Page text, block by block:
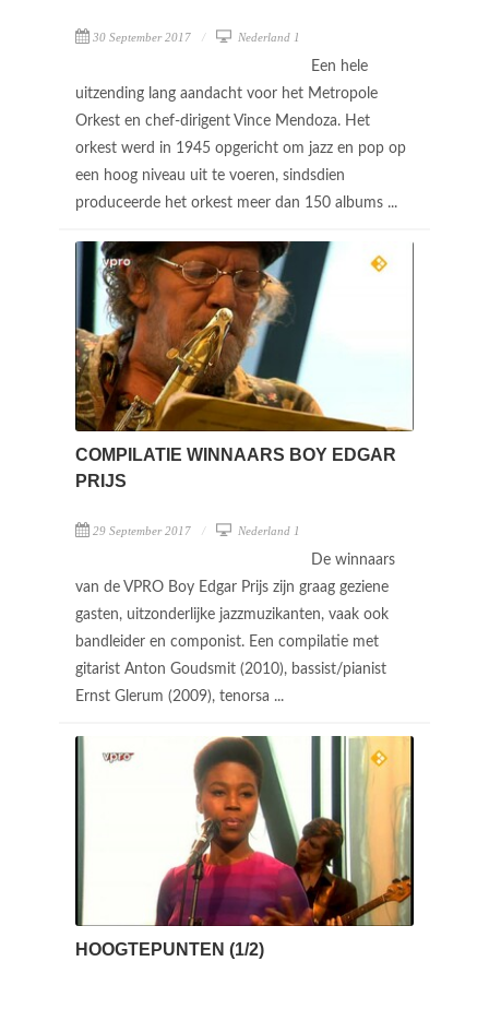
30 September 2017 Nederland 1
Een hele
uitzending lang aandacht voor het Metropole
Orkest en chef-dirigent Vince Mendoza. Het
orkest werd in 1945 opgericht om jazz en pop op
een hoog niveau uit te voeren, sindsdien
produceerde het orkest meer dan 150 albums ...
COMPILATIE WINNAARS BOY EDGAR
PRIJS
29 September 2017 Nederland 1
De winnaars
van de VPRO Boy Edgar Prijs zijn graag geziene
gasten, uitzonderlijke jazzmuzikanten, vaak ook
bandleider en componist. Een compilatie met
gitarist Anton Goudsmit (2010), bassist/pianist
Ernst Glerum (2009), tenorsa ...
HOOGTEPUNTEN (1/2)